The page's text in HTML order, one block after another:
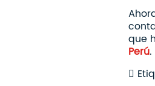
que
Perú.